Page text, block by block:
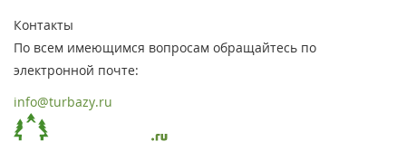
Контакты
По всем имеющимся вопросам обращайтесь по
электронной почте:
info@turbazy.ru